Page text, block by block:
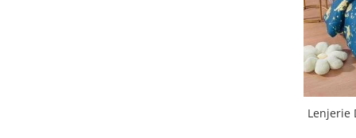
Lenjerie